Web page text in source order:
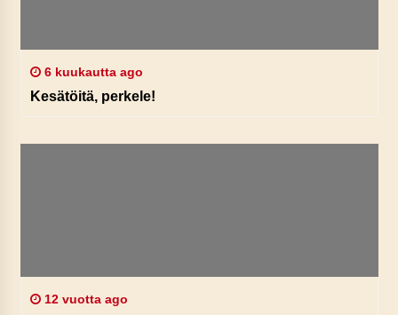
6 kuukautta ago
Kesätöitä, perkele!
12 vuotta ago